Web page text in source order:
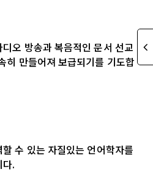
오 방송과 복음적인 문서 선교
히 만들어져 보급되기를 기도합
수 있는 자질있는 언어학자를
.